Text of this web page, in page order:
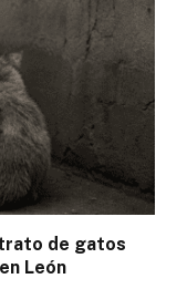
de gatos
León